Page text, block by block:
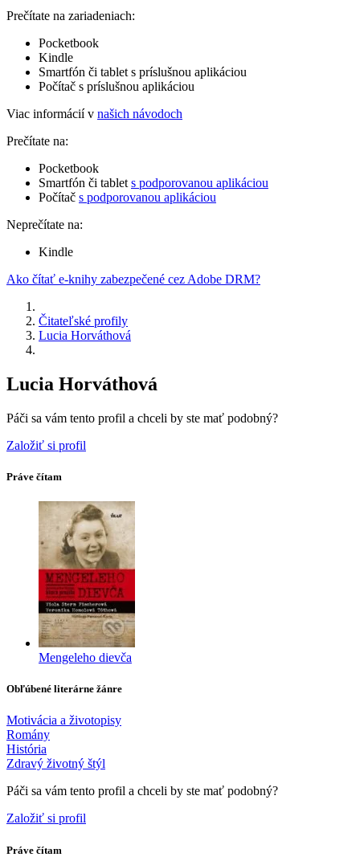
Prečítate na zariadeniach:
Pocketbook
Kindle
Smartfón či tablet s príslušnou aplikáciou
Počítač s príslušnou aplikáciou
Viac informácií v našich návodoch
Prečítate na:
Pocketbook
Smartfón či tablet s podporovanou aplikáciou
Počítač s podporovanou aplikáciou
Neprečítate na:
Kindle
Ako čítať e-knihy zabezpečené cez Adobe DRM?
Čitateľské profily
Lucia Horváthová
Lucia Horváthová
Páči sa vám tento profil a chceli by ste mať podobný?
Založiť si profil
Práve čítam
Mengeleho dievča
Obľúbené literárne žánre
Motivácia a životopisy
Romány
História
Zdravý životný štýl
Páči sa vám tento profil a chceli by ste mať podobný?
Založiť si profil
Práve čítam